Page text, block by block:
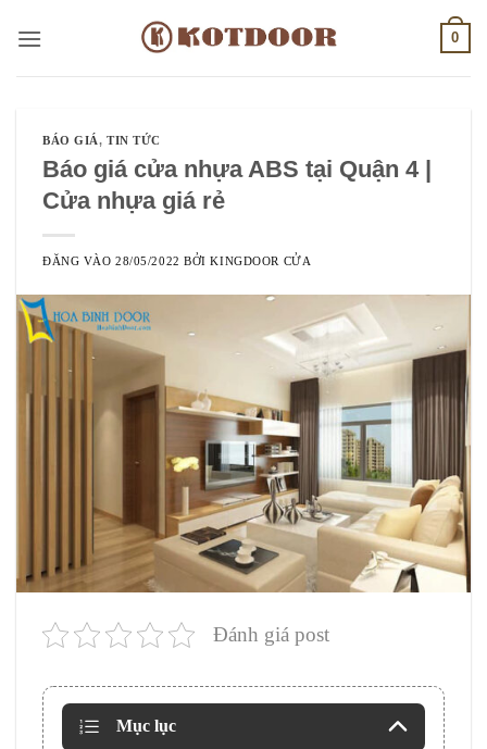
qua
0
BÁO GIÁ,TIN TỨC
Báo giá cửa nhựa ABS tại Quận 4 |
Cửa nhựa giá rẻ
ĐĂNG VÀO28/05/2022 BỞIKINGDOOR CỬA
Đánh giá post
Mục lục